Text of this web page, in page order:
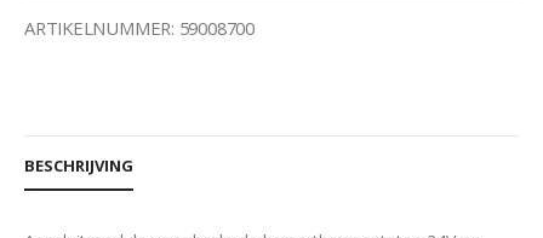
ARTIKELNUMMER: 59008700
BESCHRIJVING